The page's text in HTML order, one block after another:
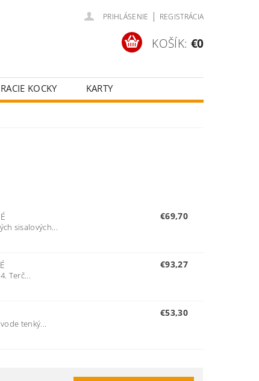
PRIHLÁSENIE | REGISTRÁCIA
KOŠÍK: €0
KOCKY
KARTY
sisalových...
€69,70
Terč...
€93,27
tenký...
€53,30